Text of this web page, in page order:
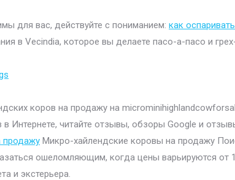
для вас, действуйте с пониманием: как
в Vecindia, которое вы делаете пасо-а-пасо и
коров на продажу на
Интернете, читайте отзывы, обзоры Google и
продажу Микро-хайлендские коровы на продажу
ошеломляющим, когда цены варьируются от
и экстерьера.